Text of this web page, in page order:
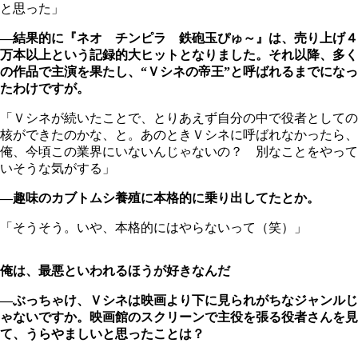
と思った」
―結果的に『ネオ チンピラ 鉄砲玉ぴゅ～』は、売り上げ４
万本以上という記録的大ヒットとなりました。それ以降、多く
の作品で主演を果たし、“Ｖシネの帝王”と呼ばれるまでになっ
たわけですが。
「Ｖシネが続いたことで、とりあえず自分の中で役者としての
核ができたのかな、と。あのときＶシネに呼ばれなかったら、
俺、今頃この業界にいないんじゃないの？ 別なことをやって
いそうな気がする」
―趣味のカブトムシ養殖に本格的に乗り出してたとか。
「そうそう。いや、本格的にはやらないって（笑）」
俺は、最悪といわれるほうが好きなんだ
―ぶっちゃけ、Ｖシネは映画より下に見られがちなジャンルじ
ゃないですか。映画館のスクリーンで主役を張る役者さんを見
て、うらやましいと思ったことは？